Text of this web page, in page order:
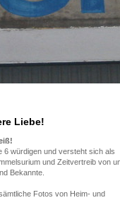
Liebe!
6 würdigen und versteht sich als
und Zeitvertreib von
Bekannte.
Fotos von Heim- und